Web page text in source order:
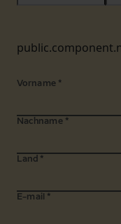
Vorname *
Nachname *
Land *
E-mail *